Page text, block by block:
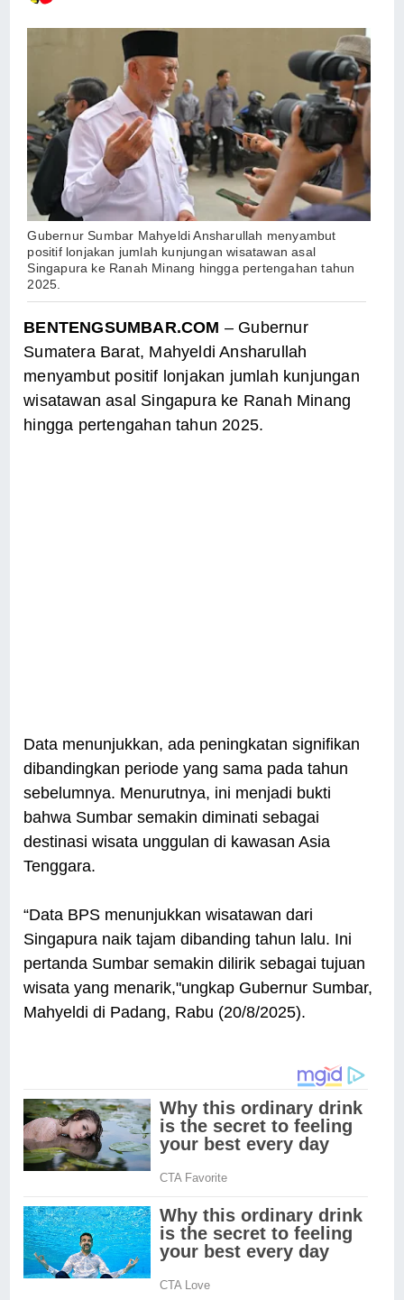
Gubernur Sumbar Mahyeldi Ansharullah menyambut
positif lonjakan jumlah kunjungan wisatawan asal
Singapura ke Ranah Minang hingga pertengahan tahun
2025.
BENTENGSUMBAR.COM – Gubernur
Sumatera Barat, Mahyeldi Ansharullah
menyambut positif lonjakan jumlah kunjungan
wisatawan asal Singapura ke Ranah Minang
hingga pertengahan tahun 2025.
Data menunjukkan, ada peningkatan signifikan
dibandingkan periode yang sama pada tahun
sebelumnya. Menurutnya, ini menjadi bukti
bahwa Sumbar semakin diminati sebagai
destinasi wisata unggulan di kawasan Asia
Tenggara.
“Data BPS menunjukkan wisatawan dari
Singapura naik tajam dibanding tahun lalu. Ini
pertanda Sumbar semakin dilirik sebagai tujuan
wisata yang menarik,"ungkap Gubernur Sumbar,
Mahyeldi di Padang, Rabu (20/8/2025).